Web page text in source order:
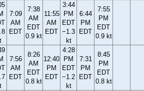
7:09
AM
EDT
7:38
AM
EDT
0.9 kt
11:55
AM
EDT
3:44
PM
EDT
−1.3
kt
6:44
PM
EDT
7:55
PM
EDT
0.9 kt
7:56
AM
EDT
8:26
AM
EDT
0.8 kt
12:40
PM
EDT
4:28
PM
EDT
−1.2
kt
7:31
PM
EDT
8:45
PM
EDT
0.8 kt